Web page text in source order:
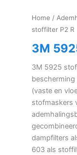
Home /
stoffilter P2 R
3M
3M 5925
(vaste en
stofmaskers
dampfilters
603 als